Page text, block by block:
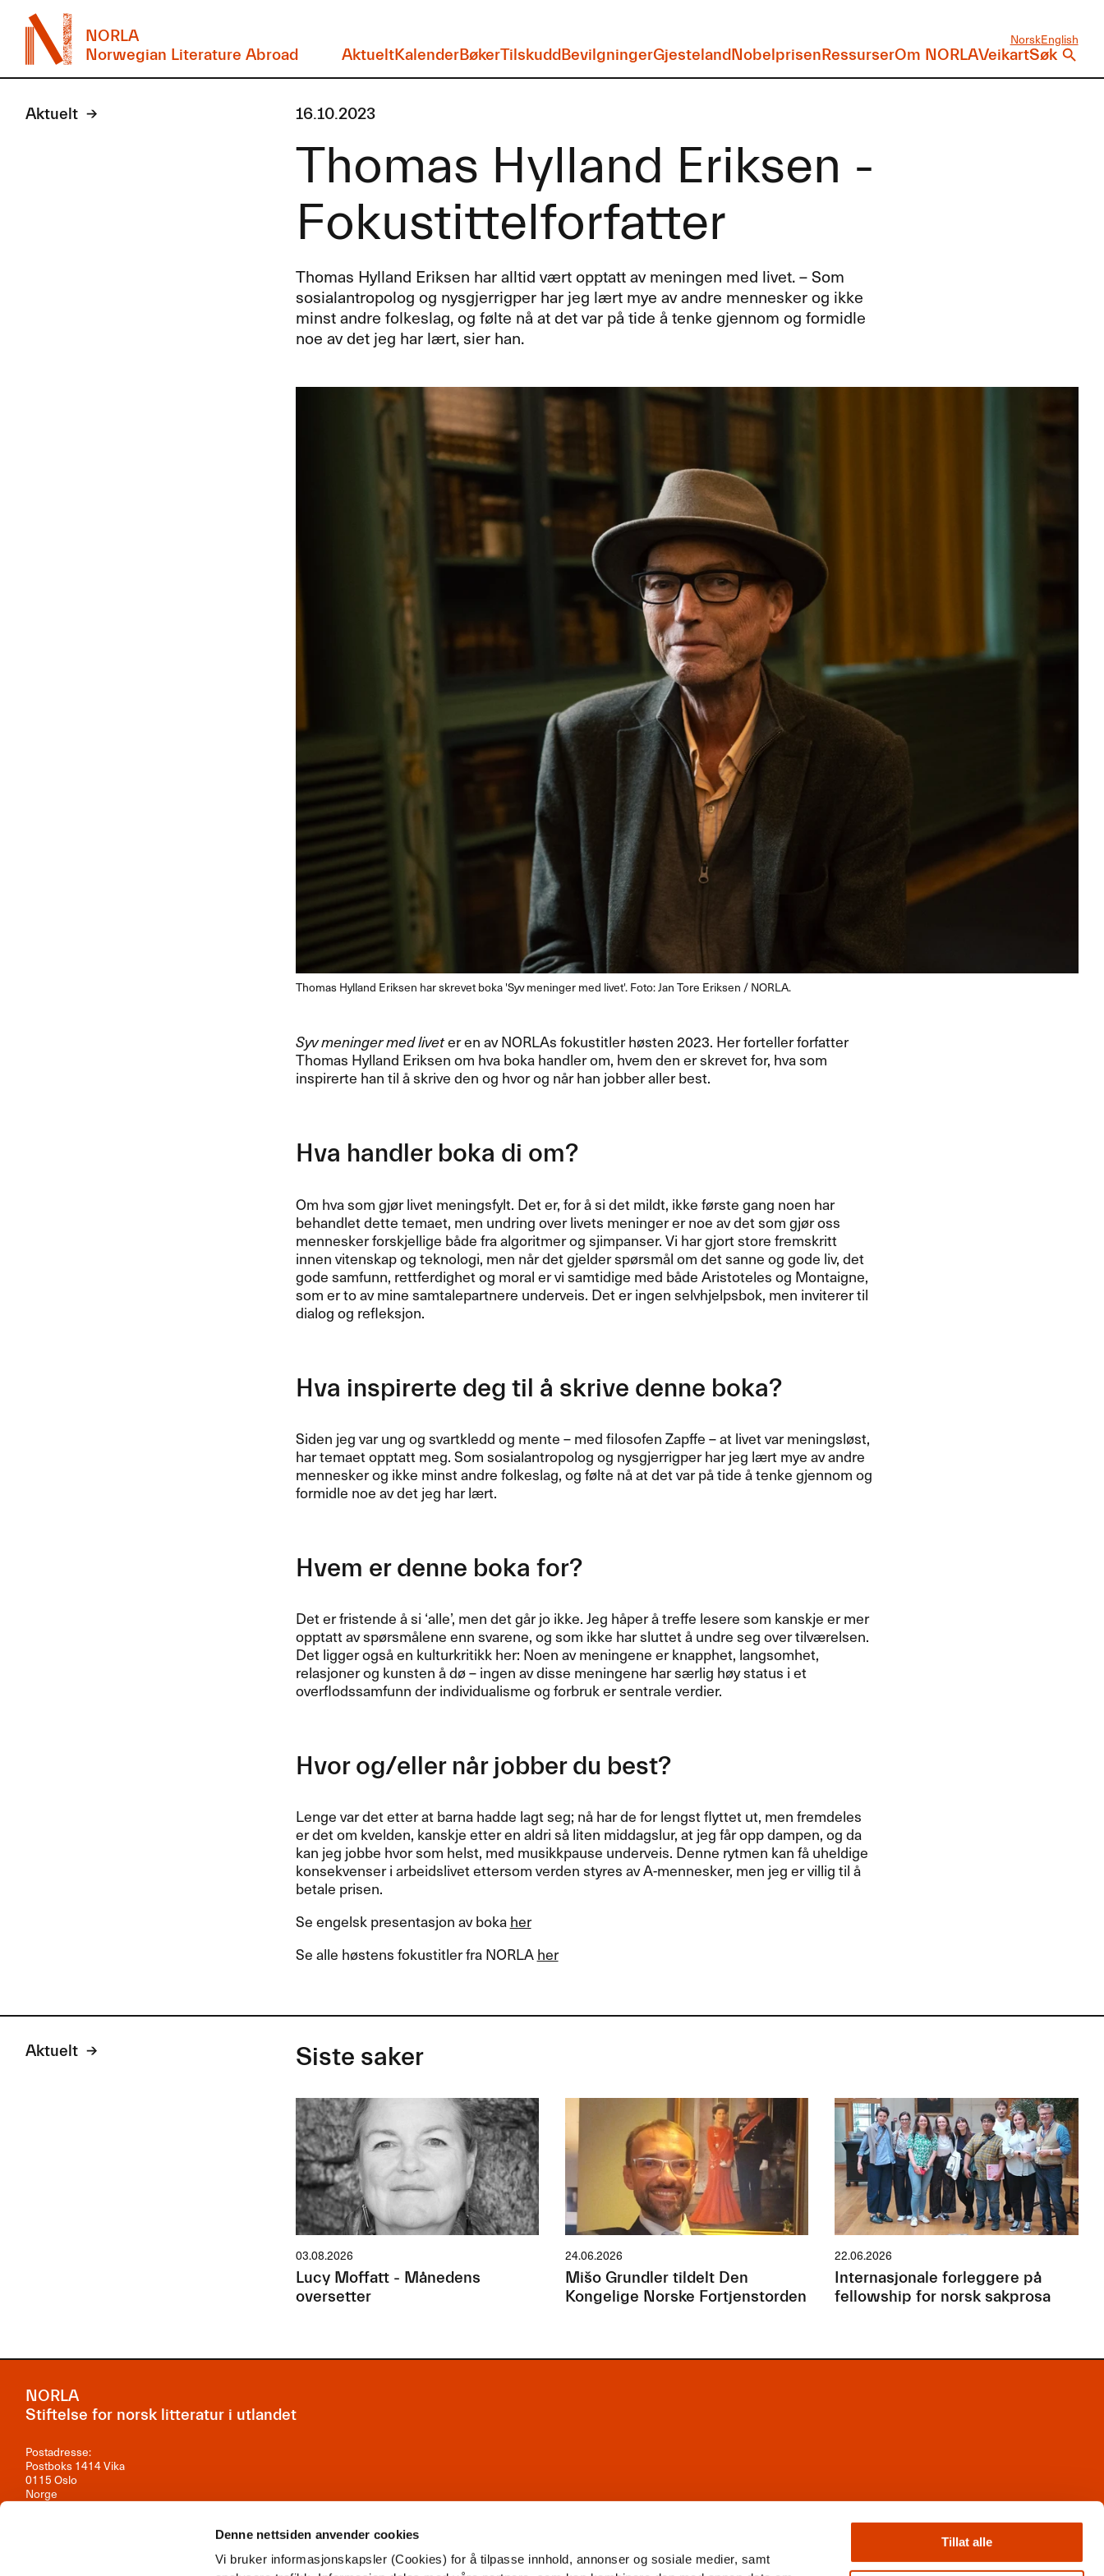
Denne nettsiden anvender cookies
Vi bruker informasjonskapsler (Cookies) for å tilpasse innhold, annonser og sosiale medier, samt
Tillat alle
NORLA
Norwegian Literature Abroad
NorskEnglish
AktueltKalenderBøkerTilskuddBevilgningerGjestelandNobelprisenRessurserOm NORLAVeikartSøk
Aktuelt 16.10.2023
Thomas Hylland Eriksen -
Fokustittelforfatter
Thomas Hylland Eriksen har alltid vært opptatt av meningen med livet. – Som
sosialantropolog og nysgjerrigper har jeg lært mye av andre mennesker og ikke
minst andre folkeslag, og følte nå at det var på tide å tenke gjennom og formidle
noe av det jeg har lært, sier han.
Thomas Hylland Eriksen har skrevet boka 'Syv meninger med livet'. Foto: Jan Tore Eriksen / NORLA.
Syv meninger med liveter en av NORLAs fokustitler høsten 2023. Her forteller forfatter
Thomas Hylland Eriksen om hva boka handler om, hvem den er skrevet for, hva som
inspirerte han til å skrive den og hvor og når han jobber aller best.
Hva handler boka di om?
Om hva som gjør livet meningsfylt. Det er, for å si det mildt, ikke første gang noen har
behandlet dette temaet, men undring over livets meninger er noe av det som gjør oss
mennesker forskjellige både fra algoritmer og sjimpanser. Vi har gjort store fremskritt
innen vitenskap og teknologi, men når det gjelder spørsmål om det sanne og gode liv, det
gode samfunn, rettferdighet og moral er vi samtidige med både Aristoteles og Montaigne,
som er to av mine samtalepartnere underveis. Det er ingen selvhjelpsbok, men inviterer til
dialog og refleksjon.
Hva inspirerte deg til å skrive denne boka?
Siden jeg var ung og svartkledd og mente – med filosofen Zapffe – at livet var meningsløst,
har temaet opptatt meg. Som sosialantropolog og nysgjerrigper har jeg lært mye av andre
mennesker og ikke minst andre folkeslag, og følte nå at det var på tide å tenke gjennom og
formidle noe av det jeg har lært.
Hvem er denne boka for?
Det er fristende å si ‘alle’, men det går jo ikke. Jeg håper å treffe lesere som kanskje er mer
opptatt av spørsmålene enn svarene, og som ikke har sluttet å undre seg over tilværelsen.
Det ligger også en kulturkritikk her: Noen av meningene er knapphet, langsomhet,
relasjoner og kunsten å dø – ingen av disse meningene har særlig høy status i et
overflodssamfunn der individualisme og forbruk er sentrale verdier.
Hvor og/eller når jobber du best?
Lenge var det etter at barna hadde lagt seg; nå har de for lengst flyttet ut, men fremdeles
er det om kvelden, kanskje etter en aldri så liten middagslur, at jeg får opp dampen, og da
kan jeg jobbe hvor som helst, med musikkpause underveis. Denne rytmen kan få uheldige
konsekvenser i arbeidslivet ettersom verden styres av A-mennesker, men jeg er villig til å
betale prisen.
Se engelsk presentasjon av bokaher
Se alle høstens fokustitler fraNORLA her
Aktuelt Siste saker
03.08.2026
Lucy Moffatt - Månedens
oversetter
24.06.2026
Mišo Grundler tildelt Den
Kongelige Norske Fortjenstorden
22.06.2026
Internasjonale forleggere på
fellowship for norsk sakprosa
NORLA
Stiftelse for norsk litteratur i utlandet
Postadresse:
Postboks 1414 Vika
0115 Oslo
Norge
Instagram
Nyhetsbrev